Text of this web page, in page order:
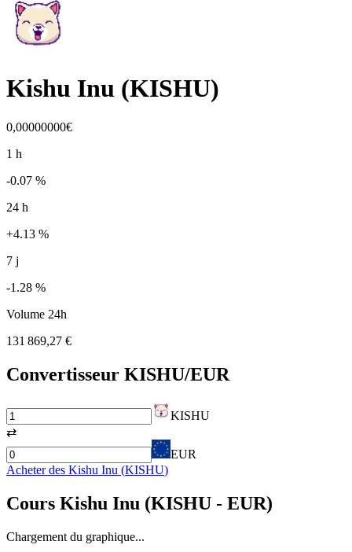
Kishu Inu (KISHU)
0,00000000€
1 h
-0.07 %
24 h
+4.13 %
7 j
-1.28 %
Volume 24h
131 869,27 €
Convertisseur KISHU/EUR
KISHU
⇄
EUR
Acheter des Kishu Inu (KISHU)
Cours Kishu Inu (KISHU - EUR)
Chargement du graphique...